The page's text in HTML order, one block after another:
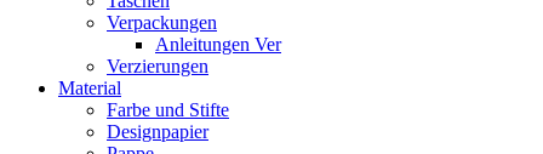
Verpackungen
Anleitungen Ver
Verzierungen
Material
Farbe und Stifte
Designpapier